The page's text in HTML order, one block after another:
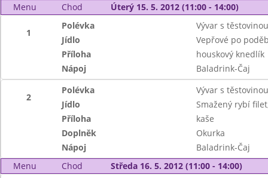
Menu
Chod Úterý 15. 5. 2012 (11:00 - 14:00)
1
Polévka
Vývar s těstovinou
Jídlo
Vepřové po
Příloha
houskový knedlík
Nápoj
Baladrink-Čaj
2
Polévka
Vývar s těstovinou
Jídlo
Smažený rybí
Příloha
kaše
Doplněk
Okurka
Nápoj
Baladrink-Čaj
Menu
Chod Středa 16. 5. 2012 (11:00 - 14:00)